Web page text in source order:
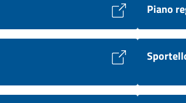
Piano